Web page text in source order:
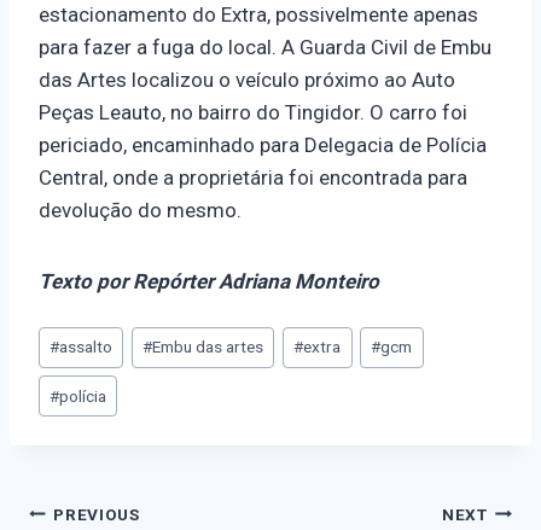
estacionamento do Extra, possivelmente apenas
para fazer a fuga do local. A Guarda Civil de Embu
das Artes localizou o veículo próximo ao Auto
Peças Leauto, no bairro do Tingidor. O carro foi
periciado, encaminhado para Delegacia de Polícia
Central, onde a proprietária foi encontrada para
devolução do mesmo.
Texto por Repórter Adriana Monteiro
#assalto #Embu das artes #extra #gcm
#polícia
PREVIOUS NEXT